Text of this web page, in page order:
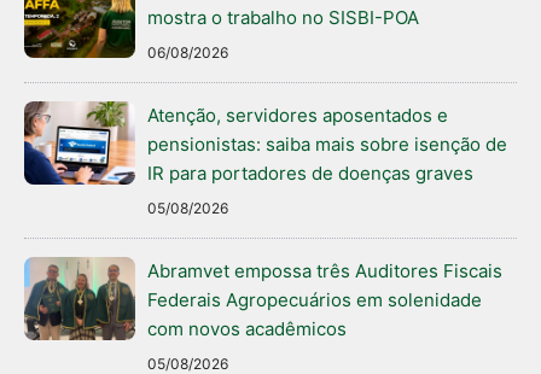
mostra o trabalho no SISBI-POA
06/08/2026
Atenção, servidores aposentados e
pensionistas: saiba mais sobre isenção de
IR para portadores de doenças graves
05/08/2026
Abramvet empossa três Auditores Fiscais
Federais Agropecuários em solenidade
com novos acadêmicos
05/08/2026